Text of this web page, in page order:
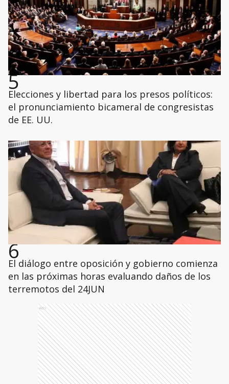
5
Elecciones y libertad para los presos políticos:
el pronunciamiento bicameral de congresistas
de EE. UU.
6
El diálogo entre oposición y gobierno comienza
en las próximas horas evaluando daños de los
terremotos del 24JUN
Ads